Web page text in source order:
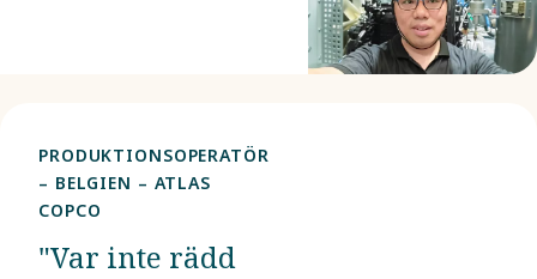
PRODUKTIONSOPERATÖR
– BELGIEN – ATLAS
COPCO
"Var inte rädd